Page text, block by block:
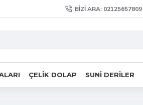
BIZI ARA: 02125657809
ÇELIK DOLAP SUNI DERILER